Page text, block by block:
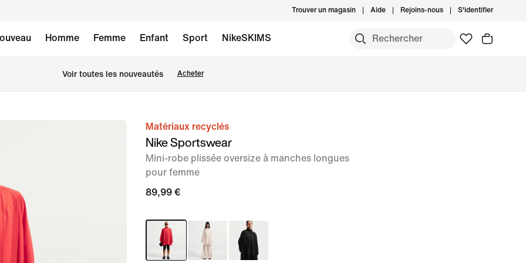
Trouver un magasin Aide Rejoins-nous S'identifier
Homme Femme Enfant Sport NikeSKIMS
Voir toutes les nouveautés Acheter
image 1Matériaux recyclés
Nike Sportswear
Mini-robe plissée oversize à manches longues
pour femme
89,99 €